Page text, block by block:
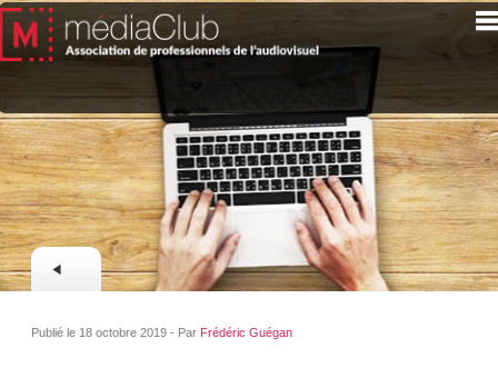
Publié le 18 octobre 2019 - Par Frédéric Guégan